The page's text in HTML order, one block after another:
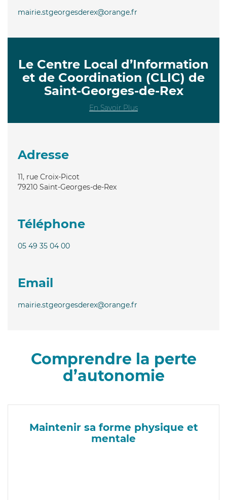
mairie.stgeorgesderex@orange.fr
Le Centre Local d’Information
et de Coordination (CLIC) de
Saint-Georges-de-Rex
En Savoir Plus
Adresse
11, rue Croix-Picot
79210 Saint-Georges-de-Rex
Téléphone
05 49 35 04 00
Email
mairie.stgeorgesderex@orange.fr
Comprendre la perte
d’autonomie
Maintenir sa forme physique et
mentale